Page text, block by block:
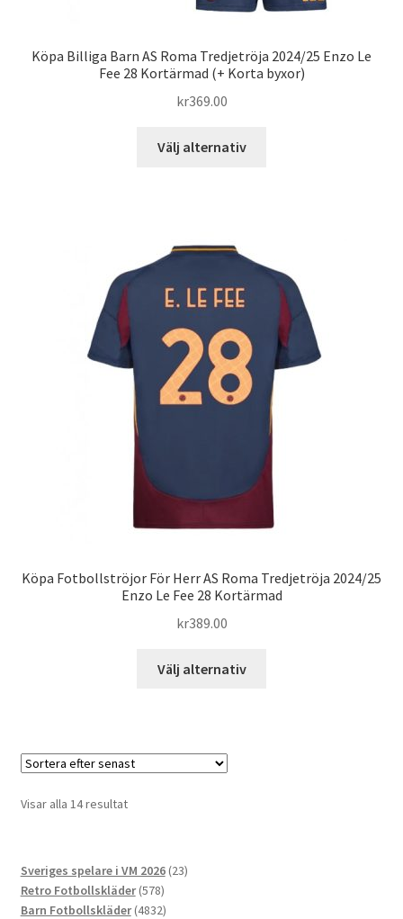
Köpa Billiga Barn AS Roma Tredjetröja 2024/25 Enzo Le
Fee 28 Kortärmad (+ Korta byxor)
kr369.00
Välj alternativ
De
olika
alternativen
kan
väljas
på
produktsidan
Köpa Fotbollströjor För Herr AS Roma Tredjetröja 2024/25
Enzo Le Fee 28 Kortärmad
kr389.00
Välj alternativ
Visar alla 14 resultatSortera
Sveriges spelare i VM 2026 2323
Retro Fotbollskläder 578578
produkter
Barn Fotbollskläder 48324832